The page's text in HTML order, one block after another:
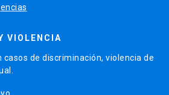
VIOLENCIA
casos de discriminación, violencia de